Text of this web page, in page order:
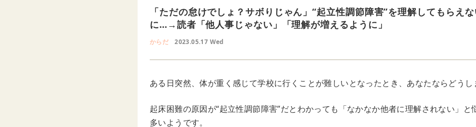
「ただの怠けでしょ？サボりじゃん」“起立性調節障害”を理解してもらえ
に…→読者「他人事じゃない」「理解が増えるように」
からだ 2023.05.17 Wed
ある日突然、体が重く感じて学校に行くことが難しいとなったとき、あなたならどうし
起床困難の原因が“起立性調節障害”だとわかっても「なかなか他者に理解されない」と
多いようです。